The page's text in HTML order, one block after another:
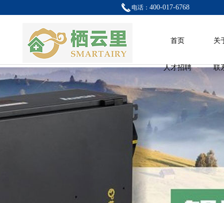
电话： 400-017-6768
首页 关
人才招聘 联